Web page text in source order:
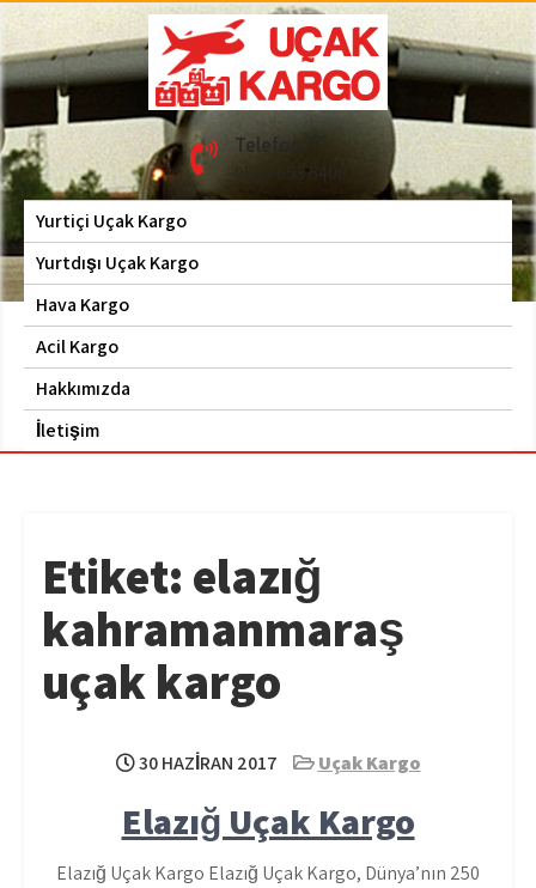
Skip
to
content
Hava Kargo | Acil Kargo
| 0535 653 6408
Uçak Kargo Telefon
0535 653 6408
Yurtiçi Uçak Kargo
Yurtdışı Uçak Kargo
Hava Kargo
Acil Kargo
Hakkımızda
İletişim
Etiket: elazığ
kahramanmaraş
uçak kargo
30 HAZIRAN 2017 Uçak Kargo
Elazığ Uçak Kargo
Elazığ Uçak Kargo Elazığ Uçak Kargo, Dünya’nın 250